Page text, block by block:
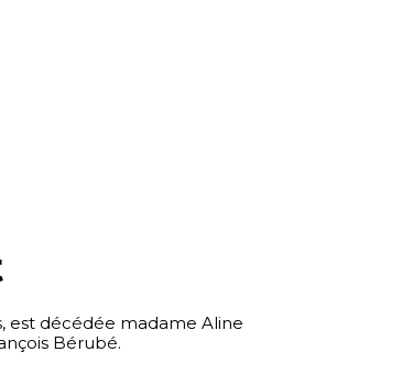
est décédée madame Aline
Bérubé.